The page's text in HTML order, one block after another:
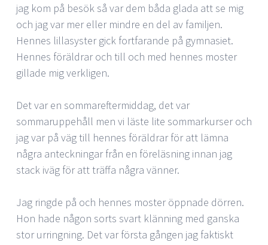
jag kom på besök så var dem båda glada att se mig
och jag var mer eller mindre en del av familjen.
Hennes lillasyster gick fortfarande på gymnasiet.
Hennes föräldrar och till och med hennes moster
gillade mig verkligen.
Det var en sommareftermiddag, det var
sommaruppehåll men vi läste lite sommarkurser och
jag var på väg till hennes föräldrar för att lämna
några anteckningar från en föreläsning innan jag
stack iväg för att träffa några vänner.
Jag ringde på och hennes moster öppnade dörren.
Hon hade någon sorts svart klänning med ganska
stor urringning. Det var första gången jag faktiskt